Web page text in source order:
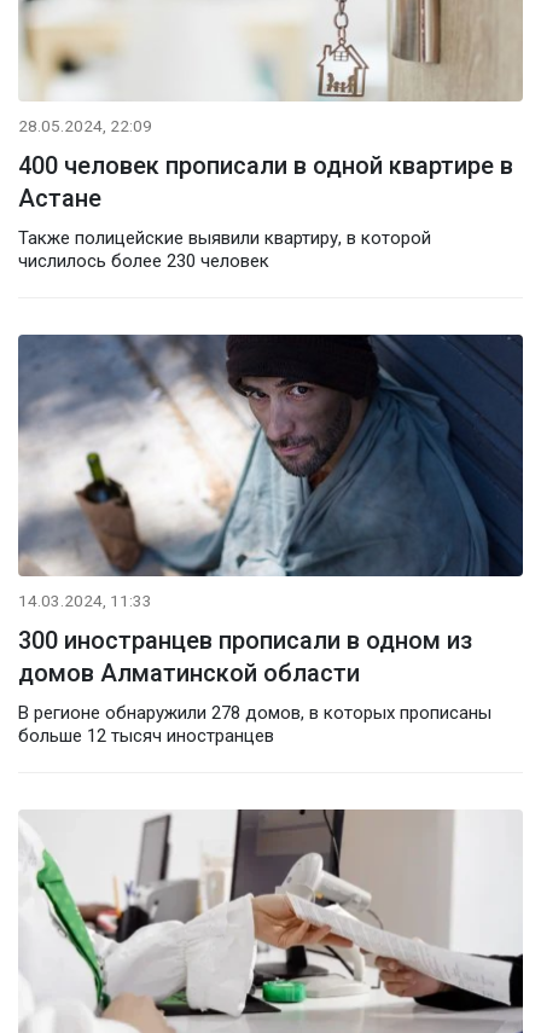
28.05.2024, 22:09
400 человек прописали в одной квартире в
Астане
Также полицейские выявили квартиру, в которой
числилось более 230 человек
14.03.2024, 11:33
300 иностранцев прописали в одном из
домов Алматинской области
В регионе обнаружили 278 домов, в которых прописаны
больше 12 тысяч иностранцев